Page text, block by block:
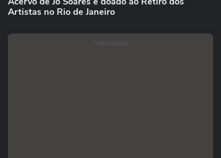
Artistas no Rio de Janeiro
PUBLICIDADE